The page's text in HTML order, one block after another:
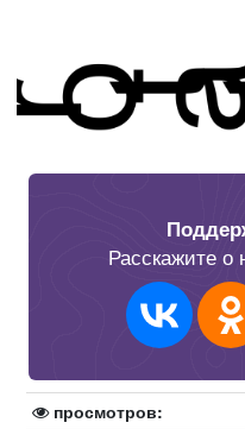
Расскажите о
просмотров: